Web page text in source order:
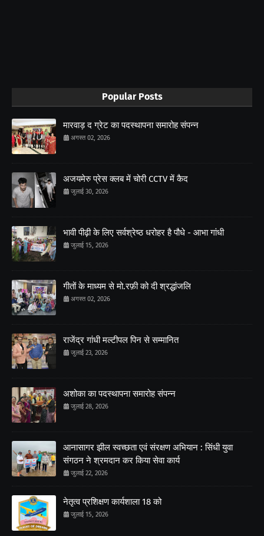
Popular Posts
मारवाड़ द ग्रेट का पदस्थापना समारोह संपन्न
अगस्त 02, 2026
अजयमेरु प्रेस क्लब में चोरी CCTV में कैद
जुलाई 30, 2026
भावी पीढ़ी के लिए सर्वश्रेष्ठ धरोहर है पौधे - आभा गांधी
जुलाई 15, 2026
गीतों के माध्यम से मो.रफ़ी को दी श्रद्धांजलि
अगस्त 02, 2026
राजेंद्र गांधी मल्टीपल पिन से सम्मानित
जुलाई 23, 2026
अशोका का पदस्थापना समारोह संपन्न
जुलाई 28, 2026
आनासागर झील स्वच्छता एवं संरक्षण अभियान : सिंधी युवा
संगठन ने श्रमदान कर किया सेवा कार्य
जुलाई 22, 2026
नेतृत्व प्रशिक्षण कार्यशाला 18 को
जुलाई 15, 2026